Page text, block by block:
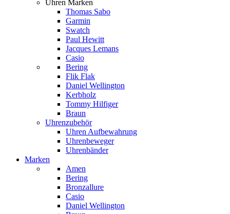
Uhren Marken
Thomas Sabo
Garmin
Swatch
Paul Hewitt
Jacques Lemans
Casio
Bering
Flik Flak
Daniel Wellington
Kerbholz
Tommy Hilfiger
Braun
Uhrenzubehör
Uhren Aufbewahrung
Uhrenbeweger
Uhrenbänder
Marken
Amen
Bering
Bronzallure
Casio
Daniel Wellington